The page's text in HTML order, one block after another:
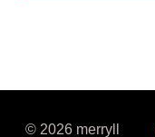
© 2026 merryll